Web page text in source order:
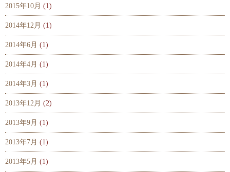
2015年10月 (1)
2014年12月 (1)
2014年6月 (1)
2014年4月 (1)
2014年3月 (1)
2013年12月 (2)
2013年9月 (1)
2013年7月 (1)
2013年5月 (1)